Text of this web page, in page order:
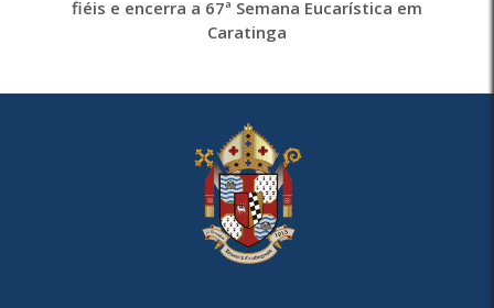
fiéis e encerra a 67ª Semana Eucarística em
Caratinga